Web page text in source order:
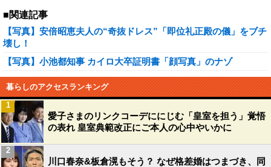
■関連記事
【写真】安倍昭恵夫人の“奇抜ドレス”「即位礼正殿の儀」をブチ
壊し！
【写真】小池都知事 カイロ大卒証明書「顔写真」のナゾ
暮らしのアクセスランキング
愛子さまのリンクコーデににじむ「皇室を担う」覚悟
の表れ 皇室典範改正にご本人の心中やいかに
1
川口春奈&板倉滉もそう？ なぜ格差婚はつまづき、同
2